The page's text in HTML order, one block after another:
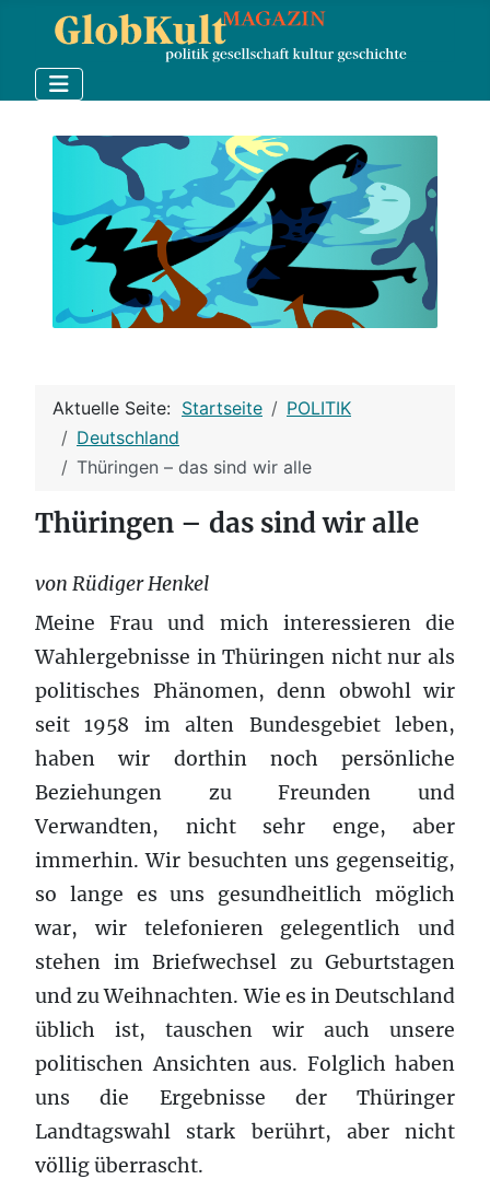
Aktuelle Seite: Startseite
POLITIK
Deutschland
Thüringen – das sind wir alle
Thüringen – das sind wir alle
von Rüdiger Henkel
Meine Frau und mich interessieren die
Wahlergebnisse in Thüringen nicht nur als
politisches Phänomen, denn obwohl wir
seit 1958 im alten Bundesgebiet leben,
haben wir dorthin noch persönliche
Beziehungen zu Freunden und
Verwandten, nicht sehr enge, aber
immerhin. Wir besuchten uns gegenseitig,
so lange es uns gesundheitlich möglich
war, wir telefonieren gelegentlich und
stehen im Briefwechsel zu Geburtstagen
und zu Weihnachten. Wie es in Deutschland
üblich ist, tauschen wir auch unsere
politischen Ansichten aus. Folglich haben
uns die Ergebnisse der Thüringer
Landtagswahl stark berührt, aber nicht
völlig überrascht.